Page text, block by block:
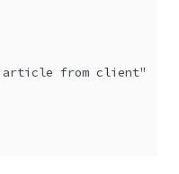
from client"